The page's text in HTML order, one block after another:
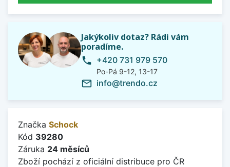
Jakýkoliv dotaz? Rádi vám
poradíme.
phone +420 731 979 570
Po-Pá 9-12, 13-17
mail_outline info@trendo.cz
Značka Schock
Kód 39280
Záruka 24 měsíců
Zboží pochází z oficiální distribuce pro ČR